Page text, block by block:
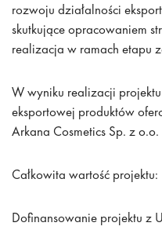
rozwoju działalności
skutkujące opracowaniem
realizacja w ramach etapu
W wyniku realizacji
eksportowej produktów
Arkana Cosmetics Sp. z
Całkowita wartość
Dofinansowanie projektu z